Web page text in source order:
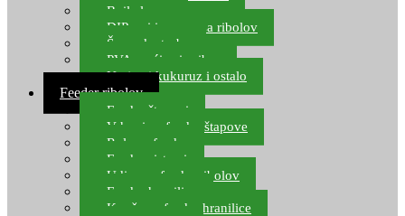
Boile lovne
DIP-ovi i arome za ribolov
Šaranske torbe
PVA vrećice i pribor
Umjetni kukuruz i ostalo
Feeder ribolov
Feeder štapovi
Vrhovi za feeder štapove
Role za feeder
Feeder sistemi
Udice za feeder ribolov
Feeder hranilice
Kopče za feeder hranilice